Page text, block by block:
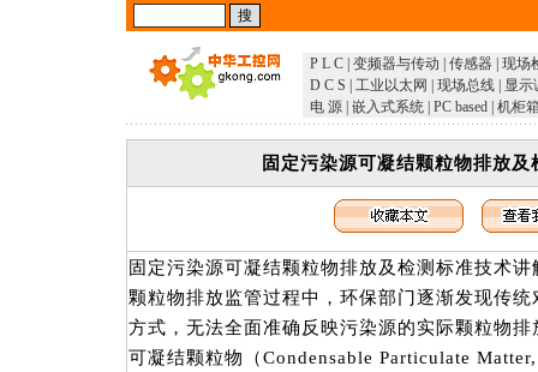
P L C 变频器与传动 传感器 现场
D C S
工业以太网 现场总线
显示
电 源 嵌入式系统 PC based 机柜
固定污染源可凝结颗粒物排放
固定污染源可凝结颗粒物排放及检测标准技术
颗粒物排放监管过程中，环保部门逐渐发现传
方式，无法全面准确反映污染源的实际颗粒物
可凝结颗粒物（Condensable Particulate